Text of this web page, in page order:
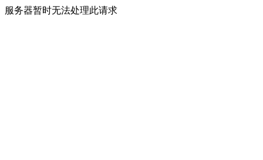
服务器暂时无法处理此请求